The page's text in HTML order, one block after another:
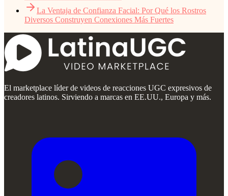
La Ventaja de Confianza Facial: Por Qué los Rostros
Diversos Construyen Conexiones Más Fuertes
El marketplace líder de videos de reacciones UGC expresivos de
creadores latinos. Sirviendo a marcas en EE.UU., Europa y más.